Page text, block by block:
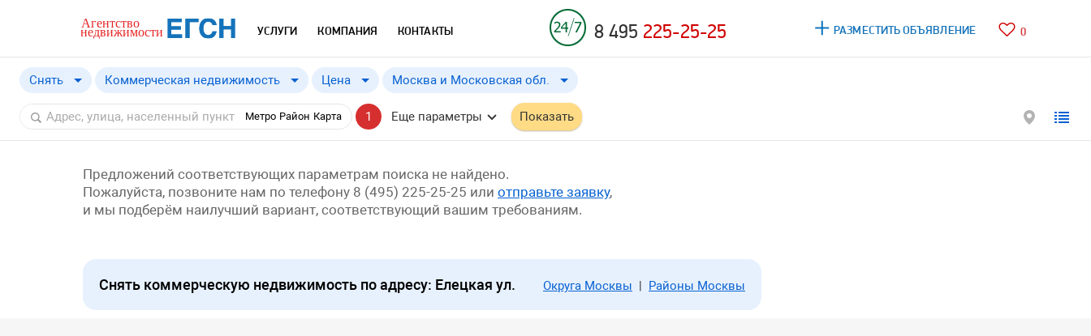
УСЛУГИ КОМПАНИЯ КОНТАКТЫ 8 495 225-25-25 РАЗМЕСТИТЬ ОБЪЯВЛЕНИЕ 0
Снять
Купить
Снять
Коммерческая недвижимость Цена Москва и Московская обл.
Москва и Московская обл.
Метро Район Карта 1 Еще параметры Показать
Предложений соответствующих параметрам поиска не найдено.
Пожалуйста, позвоните нам по телефону 8 (495) 225-25-25 или отправьте заявку,
и мы подберём наилучший вариант, соответствующий вашим требованиям.
Снять коммерческую недвижимость по адресу: Елецкая ул. Округа Москвы | Районы Москвы